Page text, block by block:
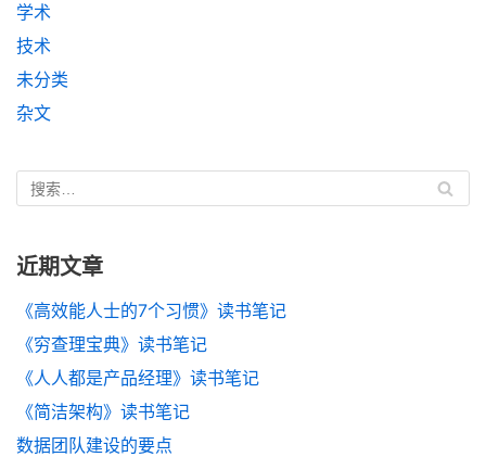
学术
技术
未分类
杂文
近期文章
《高效能人士的7个习惯》读书笔记
《穷查理宝典》读书笔记
《人人都是产品经理》读书笔记
《简洁架构》读书笔记
数据团队建设的要点